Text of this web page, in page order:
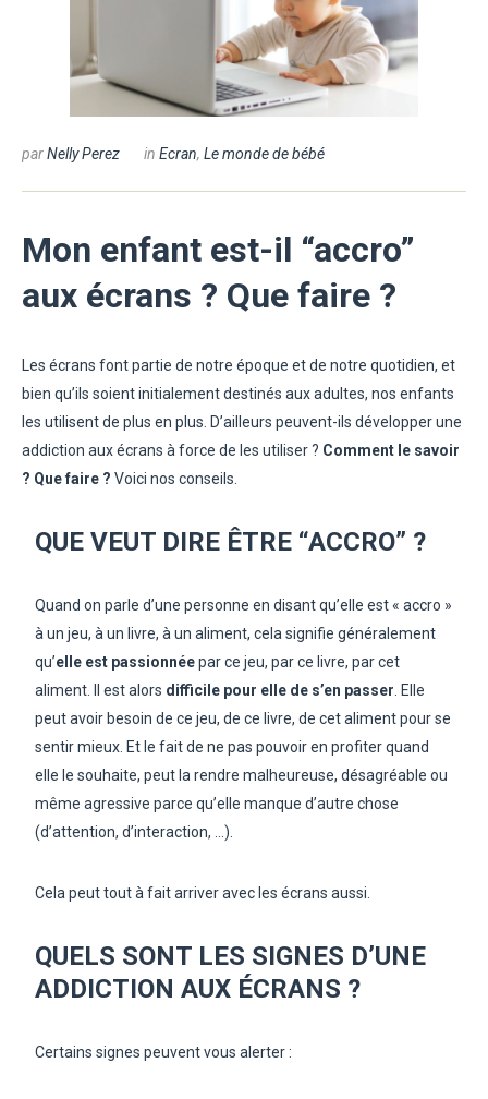
parNelly Perez in Ecran, Le monde de bébé
Mon enfant est-il “accro”
aux écrans ? Que faire ?
Les écrans font partie de notre époque et de notre quotidien, et
bien qu’ils soient initialement destinés aux adultes, nos enfants
les utilisent de plus en plus. D’ailleurs peuvent-ils développer une
addiction aux écrans à force de les utiliser ? Comment le savoir
? Que faire ? Voici nos conseils.
QUE VEUT DIRE ÊTRE “ACCRO” ?
Quand on parle d’une personne en disant qu’elle est « accro »
à un jeu, à un livre, à un aliment, cela signifie généralement
qu’elle est passionnéepar ce jeu, par ce livre, par cet
aliment. Il est alors difficile pour elle de s’en passer . Elle
peut avoir besoin de ce jeu, de ce livre, de cet aliment pour se
sentir mieux. Et le fait de ne pas pouvoir en profiter quand
elle le souhaite, peut la rendre malheureuse, désagréable ou
même agressive parce qu’elle manque d’autre chose
(d’attention, d’interaction, …).
Cela peut tout à fait arriver avec les écrans aussi.
QUELS SONT LES SIGNES D’UNE
ADDICTION AUX ÉCRANS ?
Certains signes peuvent vous alerter :